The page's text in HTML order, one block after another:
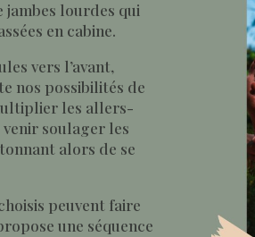
jambes lourdes qui
en cabine.
vers l’avant,
nos possibilités de
les allers-
soulager les
alors de se
peuvent faire
une séquence